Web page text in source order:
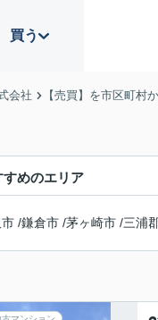
買う
会社 【売買】を市区町村
すめのエリア
/鎌倉市 /茅ヶ崎市 /三浦